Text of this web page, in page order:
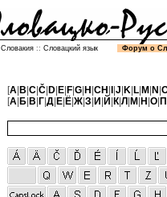
Словакия :: Словацкий язык Форум о
[A| B C| Č| D| E| F| G| H CH J K| L| M N
[А Б В Г Д Е Ё Ж З И Й К|Л М Н О П